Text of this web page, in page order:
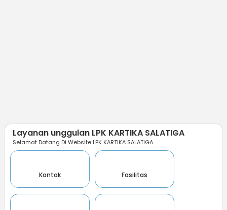
Layanan unggulan LPK KARTIKA SALATIGA
Selamat Datang Di Website LPK KARTIKA SALATIGA
Kontak Fasilitas